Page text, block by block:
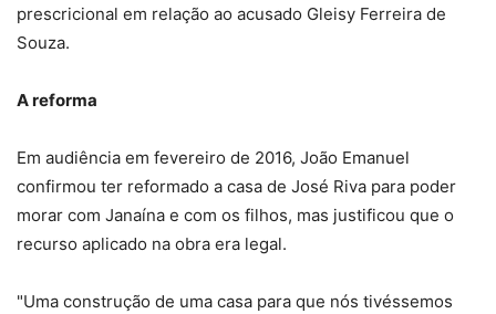
prescricional em relação ao acusado Gleisy Ferreira de
Souza.
A reforma
Em audiência em fevereiro de 2016, João Emanuel
confirmou ter reformado a casa de José Riva para poder
morar com Janaína e com os filhos, mas justificou que o
recurso aplicado na obra era legal.
"Uma construção de uma casa para que nós tivéssemos